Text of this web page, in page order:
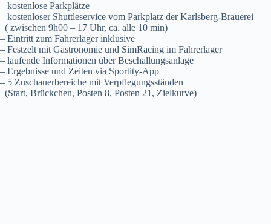
– kostenlose Parkplätze
– kostenloser Shuttleservice vom Parkplatz der Karlsberg-Brauerei
( zwischen 9h00 – 17 Uhr, ca. alle 10 min)
– Eintritt zum Fahrerlager inklusive
– Festzelt mit Gastronomie und SimRacing im Fahrerlager
– laufende Informationen über Beschallungsanlage
– Ergebnisse und Zeiten via Sportity-App
– 5 Zuschauerbereiche mit Verpflegungsständen
(Start, Brückchen, Posten 8, Posten 21, Zielkurve)